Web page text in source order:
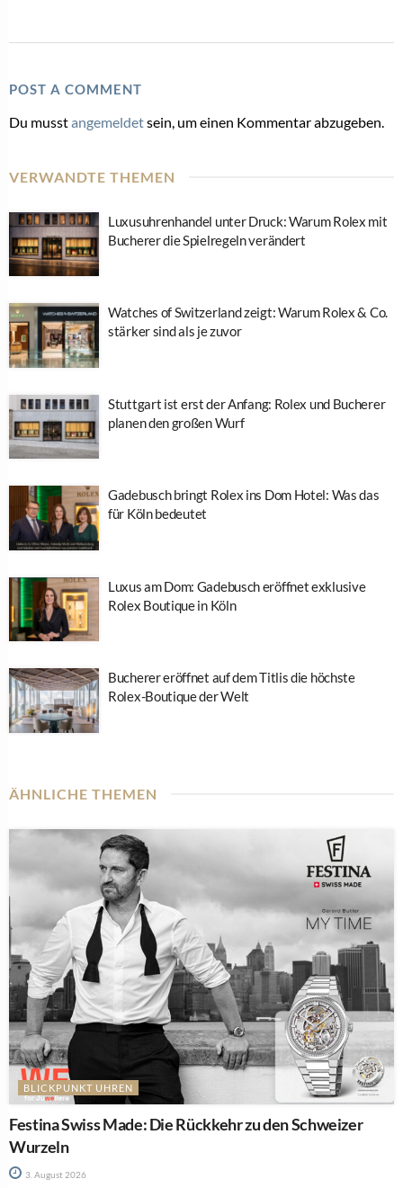
POST A COMMENT
Du musstangemeldetsein, um einen Kommentar abzugeben.
VERWANDTE THEMEN
Luxusuhrenhandel unter Druck: Warum Rolex mit
Bucherer die Spielregeln verändert
Watches of Switzerland zeigt: Warum Rolex & Co.
stärker sind als je zuvor
Stuttgart ist erst der Anfang: Rolex und Bucherer
planen den großen Wurf
Gadebusch bringt Rolex ins Dom Hotel: Was das
für Köln bedeutet
Luxus am Dom: Gadebusch eröffnet exklusive
Rolex Boutique in Köln
Bucherer eröffnet auf dem Titlis die höchste
Rolex-Boutique der Welt
ÄHNLICHE THEMEN
BLICKPUNKT UHREN
Festina Swiss Made: Die Rückkehr zu den Schweizer
Wurzeln
3. August 2026